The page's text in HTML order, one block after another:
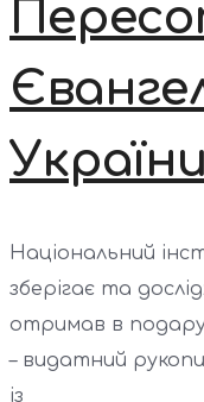
України
Національний
зберігає та
отримав в
– видатний
із